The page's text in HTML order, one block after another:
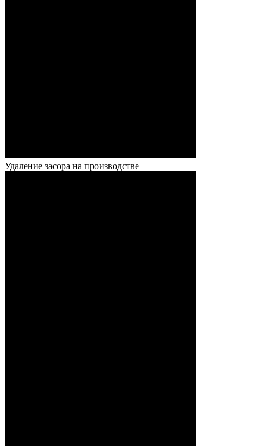
Удаление засора на производстве